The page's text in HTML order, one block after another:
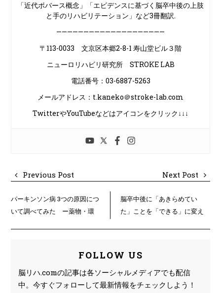
「近代ボバース概念」「エビデンスに基づく脳卒中後の上肢
と手のリハビリテーション」など3冊翻訳.
————————————————————
〒113-0033 文京区本郷2-8-1 寿山堂ビル３階
ニューロリハビリ研究所 STROKE LAB
電話番号：03-6887-5263
メールアドレス：t.kaneko＠stroke-lab.com
TwitterやYouTubeなどはアイコンをクリック↓↓↓
Previous Post Next Post
パーキンソン病 3つの原因につ
いて調べてみた ー薬物・環
脳卒中後に「あきらめてい
た」ことを「できる」に変え
FOLLOW US
脳リハ.comの記事は各ソーシャルメディアでも配信
中。今すぐフォローして最新情報をチェックしよう！